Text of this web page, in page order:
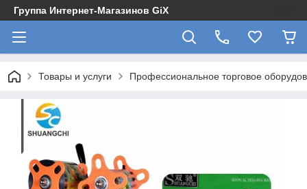
Группа Интернет-Магазинов GiX
Товары и услуги Профессиональное торговое